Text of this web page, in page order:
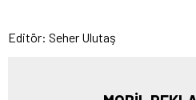
Editör: Seher Ulutaş